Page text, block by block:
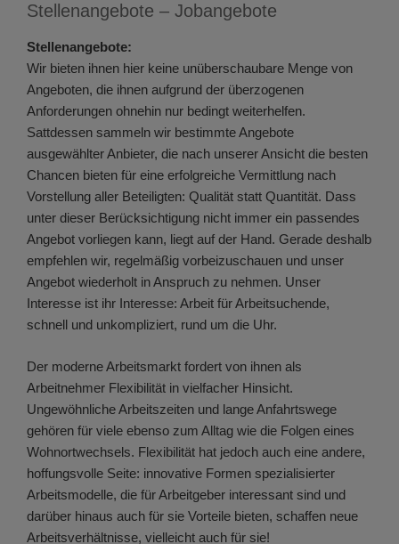
Stellenangebote – Jobangebote
Stellenangebote:
Wir bieten ihnen hier keine unüberschaubare Menge von
Angeboten, die ihnen aufgrund der überzogenen
Anforderungen ohnehin nur bedingt weiterhelfen.
Sattdessen sammeln wir bestimmte Angebote
ausgewählter Anbieter, die nach unserer Ansicht die besten
Chancen bieten für eine erfolgreiche Vermittlung nach
Vorstellung aller Beteiligten: Qualität statt Quantität. Dass
unter dieser Berücksichtigung nicht immer ein passendes
Angebot vorliegen kann, liegt auf der Hand. Gerade deshalb
empfehlen wir, regelmäßig vorbeizuschauen und unser
Angebot wiederholt in Anspruch zu nehmen. Unser
Interesse ist ihr Interesse: Arbeit für Arbeitsuchende,
schnell und unkompliziert, rund um die Uhr.
Der moderne Arbeitsmarkt fordert von ihnen als
Arbeitnehmer Flexibilität in vielfacher Hinsicht.
Ungewöhnliche Arbeitszeiten und lange Anfahrtswege
gehören für viele ebenso zum Alltag wie die Folgen eines
Wohnortwechsels. Flexibilität hat jedoch auch eine andere,
hoffungsvolle Seite: innovative Formen spezialisierter
Arbeitsmodelle, die für Arbeitgeber interessant sind und
darüber hinaus auch für sie Vorteile bieten, schaffen neue
Arbeitsverhältnisse, vielleicht auch für sie!